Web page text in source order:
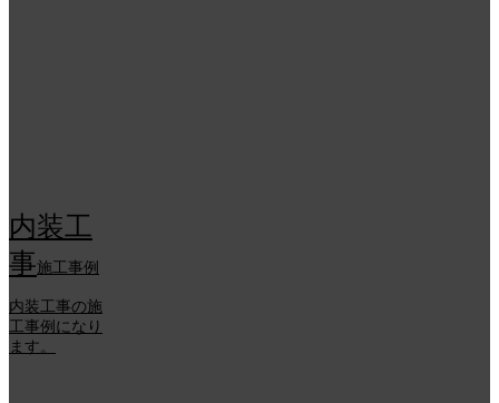
内装工
事施工事例
内装工事の施
工事例になり
ます。